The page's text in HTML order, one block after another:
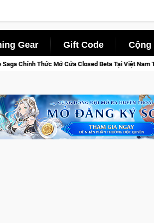
Gear Gift Code
Việt Nam Từ 04 – 11/08/2026